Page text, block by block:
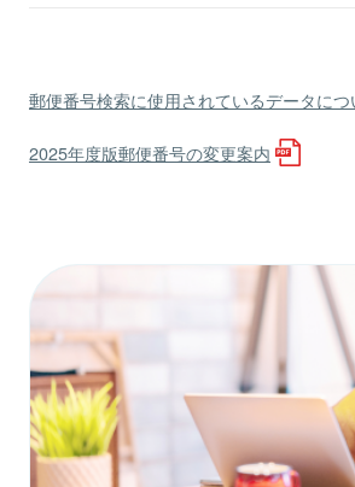
郵便番号検索に使用されているデータにつ
2025年度版郵便番号の変更案内